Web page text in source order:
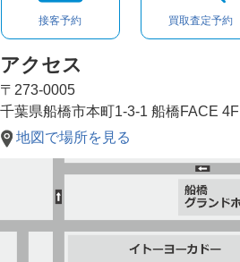
接客予約 買取査定予約
アクセス
〒273-0005
千葉県船橋市本町1-3-1 船橋FACE 4F
地図で場所を見る